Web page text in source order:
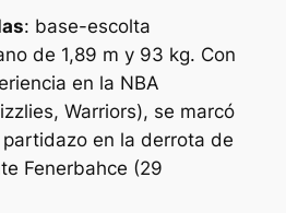
: base-escolta
de 1,89 m y 93 kg. Con
en la NBA
Warriors), se marcó
en la derrota de
Fenerbahce (29